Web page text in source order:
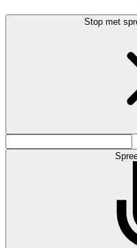
Stop met